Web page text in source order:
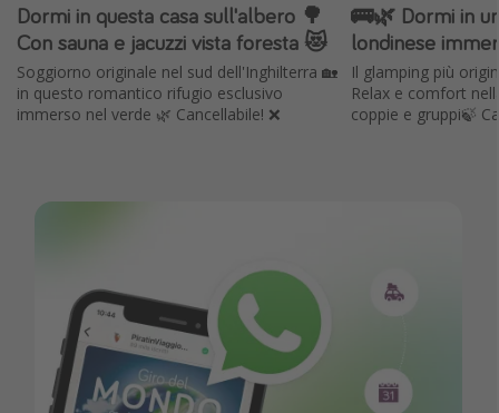
Dormi in questa casa sull'albero 🌳
Con sauna e jacuzzi vista foresta 😻
Soggiorno originale nel sud dell'Inghilterra 🏡
in questo romantico rifugio esclusivo
immerso nel verde 🌿 Cancellabile! ❌
🚌🌿 Dormi in
londinese
Il glamping più
Relax e comfort
coppie e gruppi🍃